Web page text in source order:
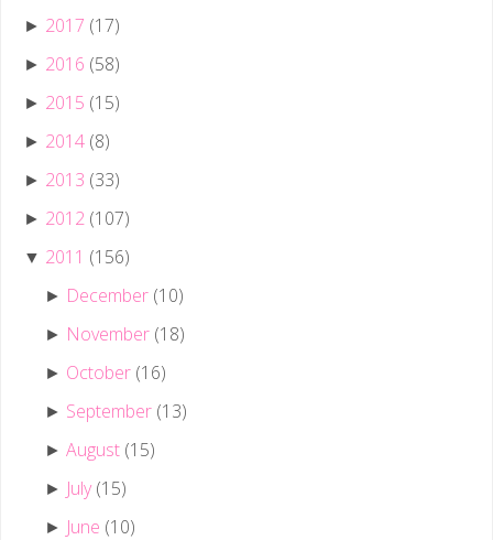
► 2017 (17)
► 2016 (58)
► 2015 (15)
► 2014 (8)
► 2013 (33)
► 2012 (107)
▼ 2011 (156)
► December (10)
► November (18)
► October (16)
► September (13)
►August (15)
► July (15)
► June (10)